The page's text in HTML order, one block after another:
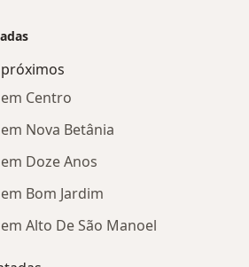
Centro
Nova Betânia
Doze Anos
Bom Jardim
Alto De São Manoel